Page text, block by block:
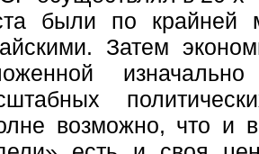
были по крайней
Затем
возможно, что и